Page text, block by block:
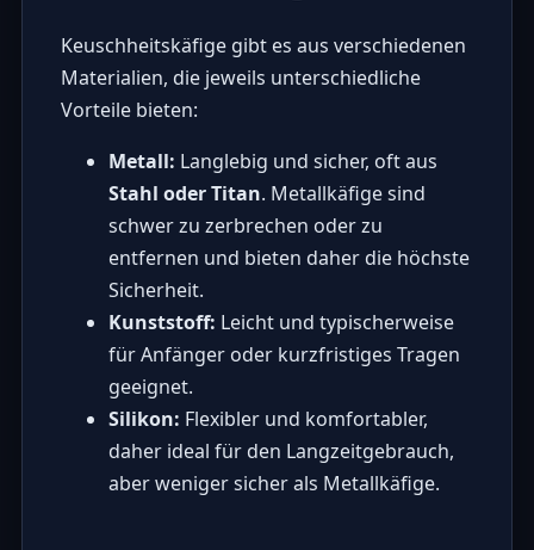
Keuschheitskäfige gibt es aus verschiedenen
Materialien, die jeweils unterschiedliche
Vorteile bieten:
Metall: Langlebig und sicher, oft aus
Stahl oder Titan. Metallkäfige sind
schwer zu zerbrechen oder zu
entfernen und bieten daher die höchste
Sicherheit.
Kunststoff: Leicht und typischerweise
für Anfänger oder kurzfristiges Tragen
geeignet.
Silikon: Flexibler und komfortabler,
daher ideal für den Langzeitgebrauch,
aber weniger sicher als Metallkäfige.